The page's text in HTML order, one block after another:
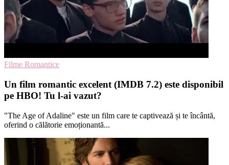
Filme Romantice
Un film romantic excelent (IMDB 7.2) este disponibil
pe HBO! Tu l-ai vazut?
"The Age of Adaline" este un film care te captivează și te încântă,
oferind o călătorie emoționantă...